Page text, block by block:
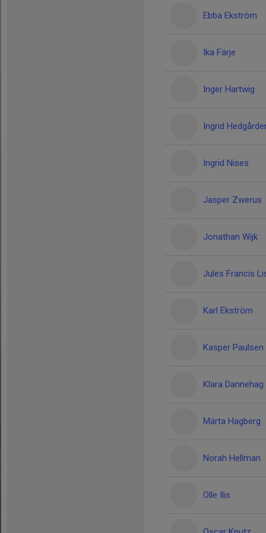
Ebba Ekström
Ika Färje
Inger Hartwig
Ingrid
Ingrid Nises
Jasper Zwerus
Jonathan Wijk
Jules Francis
Karl Ekström
Kasper Paulsen
Klara Dannehag
Märta Hagberg
Norah Hellman
Olle Ilis